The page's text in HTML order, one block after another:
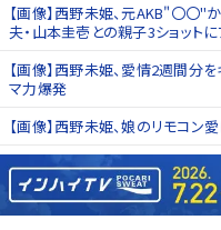
【画像】西野未姫、元AKB"〇〇"
夫・山本圭壱との親子3ショットに
【画像】西野未姫、愛情2週間分
マ力爆発
【画像】西野未姫、娘のリモコン